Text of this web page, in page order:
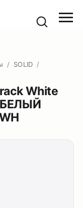
/ SOLID /
White
БЕЛЫЙ